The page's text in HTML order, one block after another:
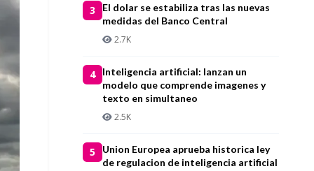
3
El dolar se estabiliza tras las nuevas
medidas del Banco Central
2.7K
4
Inteligencia artificial: lanzan un
modelo que comprende imagenes y
texto en simultaneo
2.5K
5
Union Europea aprueba historica ley
de regulacion de inteligencia artificial